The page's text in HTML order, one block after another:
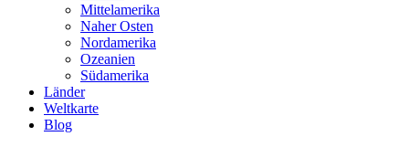
Mittelamerika
Naher Osten
Nordamerika
Ozeanien
Südamerika
Länder
Weltkarte
Blog